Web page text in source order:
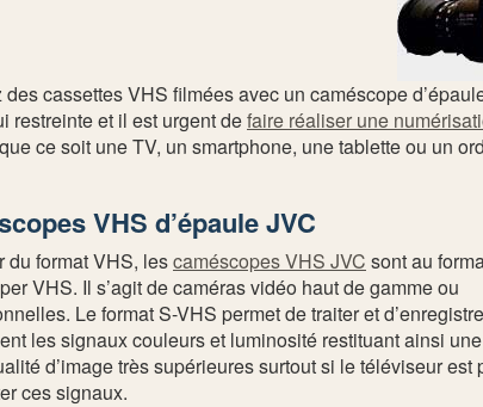
des cassettes VHS filmées avec un caméscope
restreinte et il est urgent defaire réaliser une
ce soit une TV, un smartphone, une tablette ou un
VHS d’épaule JVC
du format VHS, lescaméscopes VHS JVC sont au
VHS. Il s’agit de caméras vidéo haut de gamme ou
Le format S-VHS permet de traiter et
les signaux couleurs et luminosité restituant ainsi
d’image très supérieures surtout si le téléviseur est
ces signaux.